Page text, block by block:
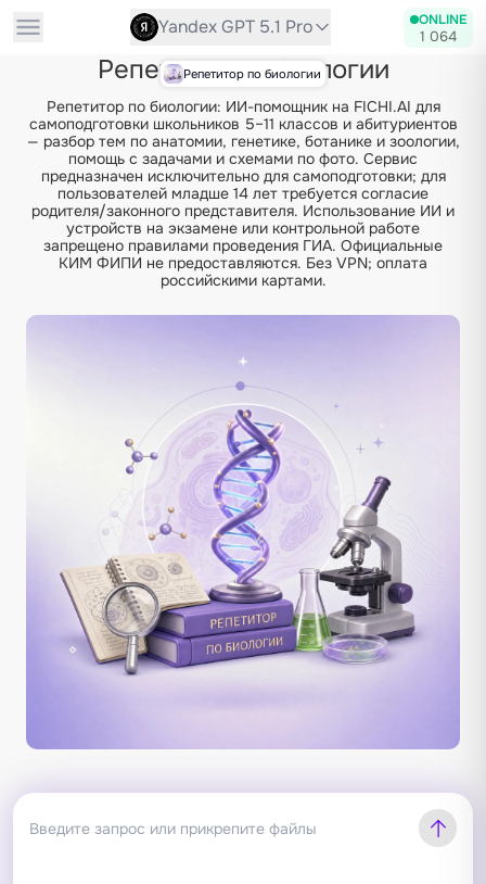
Yandex GPT 5.1 Pro ONLINE
1 064
Репетитор по биологии
Репетитор по биологии
Репетитор по биологии: ИИ-помощник на FICHI.AI для
самоподготовки школьников 5–11 классов и абитуриентов
— разбор тем по анатомии, генетике, ботанике и зоологии,
помощь с задачами и схемами по фото. Сервис
предназначен исключительно для самоподготовки; для
пользователей младше 14 лет требуется согласие
родителя/законного представителя. Использование ИИ и
устройств на экзамене или контрольной работе
запрещено правилами проведения ГИА. Официальные
КИМ ФИПИ не предоставляются. Без VPN; оплата
российскими картами.